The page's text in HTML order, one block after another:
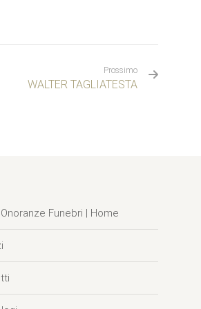
Prossimo
WALTER TAGLIATESTA
Funebri | Home